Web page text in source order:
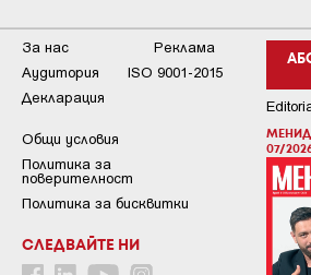
07/
За нас
Реклама
Аудитория
ISO 9001-2015
Декларация
Общи условия
Пoлитикa зa
пoвepитeлнocт
Политика за бисквитки
СЛЕДВАЙТЕ НИ